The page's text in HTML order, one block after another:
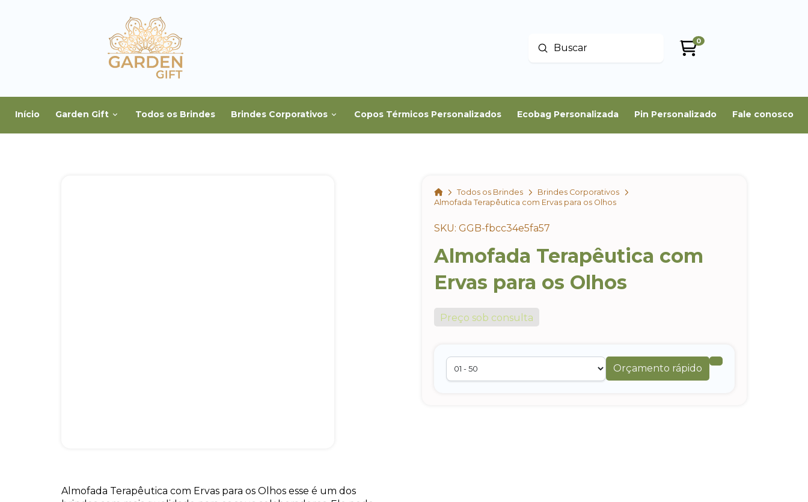
Buscar
Enviar
0
Início Garden Gift Todos os Brindes Brindes Corporativos Copos Térmicos Personalizados Ecobag Personalizada Pin Personalizado Fale conosco
HomeTodos os Brindes
Brindes Corporativos
Almofada Terapêutica com Ervas para os Olhos
SKU: GGB-fbcc34e5fa57
Almofada Terapêutica com
Ervas para os Olhos
Preço sob consulta
Orçamento rápido
Almofada Terapêutica com Ervas para os Olhos esse é um dos